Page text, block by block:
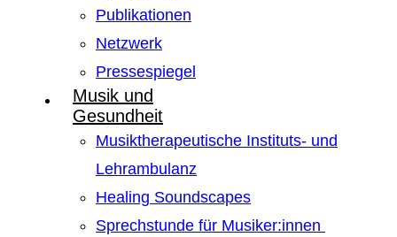
Publikationen
Netzwerk
Pressespiegel
Musik und
Gesundheit
Musiktherapeutische Instituts- und
Lehrambulanz
Healing Soundscapes
Sprechstunde für Musiker:innen